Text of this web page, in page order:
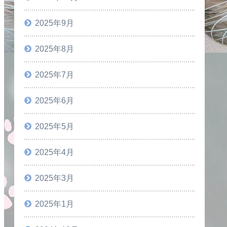
2025年9月
2025年8月
2025年7月
2025年6月
2025年5月
2025年4月
2025年3月
2025年1月